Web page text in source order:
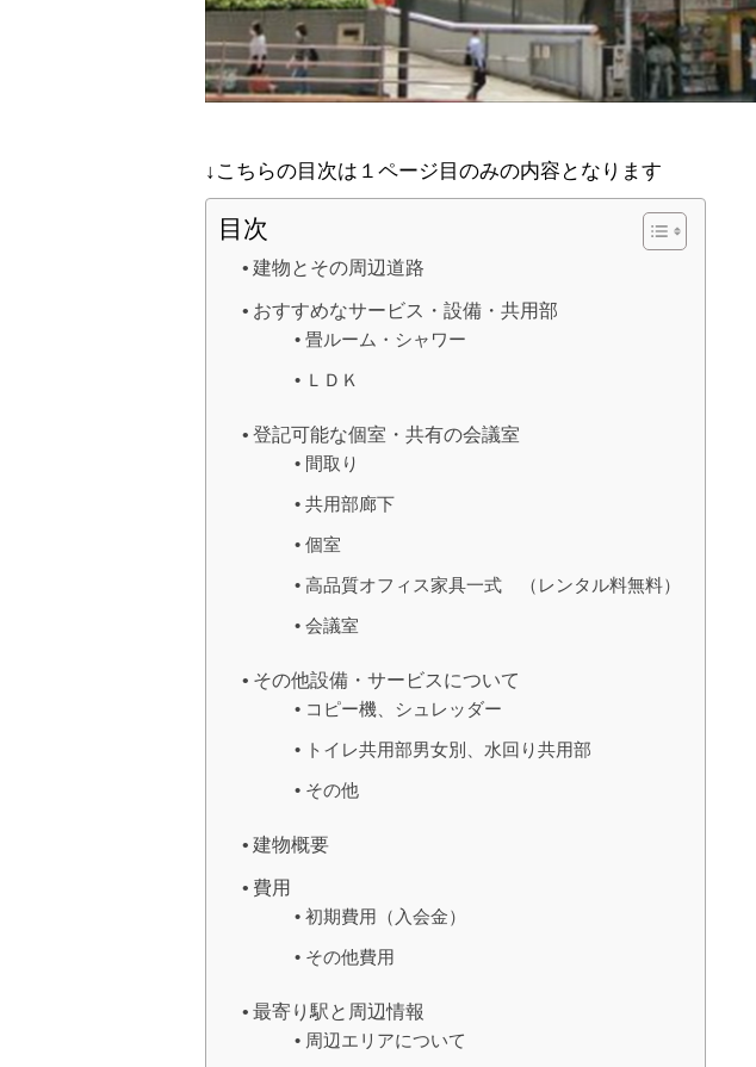
↓こちらの目次は１ページ目のみの内容となります
目次
建物とその周辺道路
おすすめなサービス・設備・共用部
畳ルーム・シャワー
ＬＤＫ
登記可能な個室・共有の会議室
間取り
共用部廊下
個室
高品質オフィス家具一式 （レンタル料無料）
会議室
その他設備・サービスについて
コピー機、シュレッダー
トイレ共用部男女別、水回り共用部
その他
建物概要
費用
初期費用（入会金）
その他費用
最寄り駅と周辺情報
周辺エリアについて